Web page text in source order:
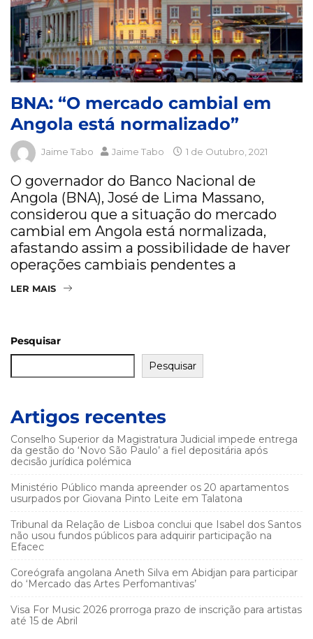
BNA: “O mercado cambial em
Angola está normalizado”
Jaime Tabo Jaime Tabo 1 de Outubro, 2021
O governador do Banco Nacional de
Angola (BNA), José de Lima Massano,
considerou que a situação do mercado
cambial em Angola está normalizada,
afastando assim a possibilidade de haver
operações cambiais pendentes a
LER MAIS
Pesquisar
Pesquisar
Artigos recentes
Conselho Superior da Magistratura Judicial impede entrega
da gestão do ‘Novo São Paulo’ a fiel depositária após
decisão jurídica polémica
Ministério Público manda apreender os 20 apartamentos
usurpados por Giovana Pinto Leite em Talatona
Tribunal da Relação de Lisboa conclui que Isabel dos Santos
não usou fundos públicos para adquirir participação na
Efacec
Coreógrafa angolana Aneth Silva em Abidjan para participar
do ‘Mercado das Artes Perfomantivas’
Visa For Music 2026 prorroga prazo de inscrição para artistas
até 15 de Abril